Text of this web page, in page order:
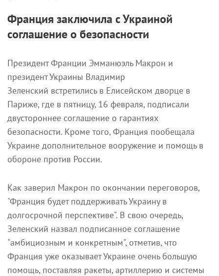
Франция заключила с Украиной
соглашение о безопасности
Президент Франции Эмманюэль Макрон и
президент Украины Владимир
Зеленский встретились в Елисейском дворце в
Париже, где в пятницу, 16 февраля, подписали
двустороннее соглашение о гарантиях
безопасности. Кроме того, Франция пообещала
Украине дополнительное вооружение и помощь в
обороне против России.
Как заверил Макрон по окончании переговоров,
"Франция будет поддерживать Украину в
долгосрочной перспективе". В свою очередь,
Зеленский назвал подписанное соглашение
"амбициозным и конкретным", отметив, что
Франция уже оказывает Украине очень большую
помощь, поставляя ракеты, артиллерию и системы